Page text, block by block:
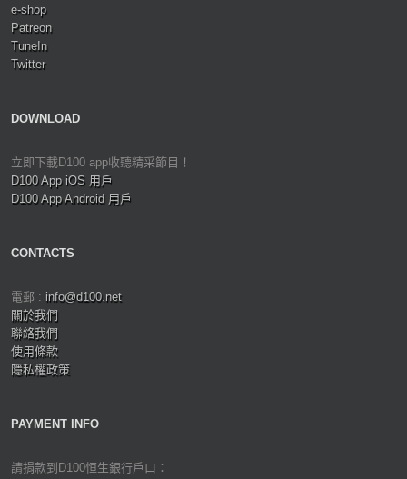
e-shop
Patreon
TuneIn
Twitter
DOWNLOAD
立即下載D100 app收聽精采節目！
D100 App iOS 用戶
D100 App Android 用戶
CONTACTS
電郵 : info@d100.net
關於我們
聯絡我們
使用條款
隱私權政策
PAYMENT INFO
請捐款到D100恒生銀行戶口：